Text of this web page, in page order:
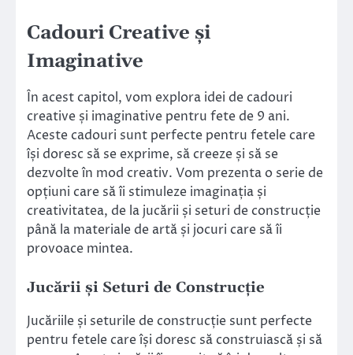
Cadouri Creative și
Imaginative
În acest capitol, vom explora idei de cadouri
creative și imaginative pentru fete de 9 ani.
Aceste cadouri sunt perfecte pentru fetele care
își doresc să se exprime, să creeze și să se
dezvolte în mod creativ. Vom prezenta o serie de
opțiuni care să îi stimuleze imaginația și
creativitatea, de la jucării și seturi de construcție
până la materiale de artă și jocuri care să îi
provoace mintea.
Jucării și Seturi de Construcție
Jucăriile și seturile de construcție sunt perfecte
pentru fetele care își doresc să construiască și să